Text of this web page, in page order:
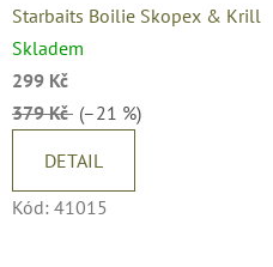
Starbaits Boilie Skopex & Krill
Skladem
299 Kč
379 Kč (–21 %)
DETAIL
Kód: 41015